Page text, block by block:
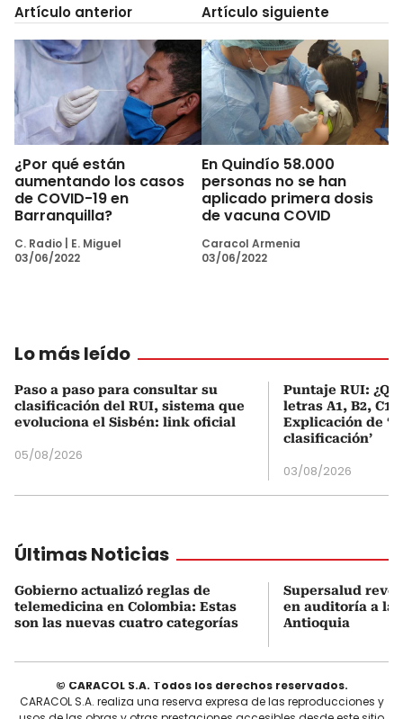
Artículo anterior
¿Por qué están
aumentando los casos
de COVID-19 en
Barranquilla?
C. Radio
E. Miguel
03/06/2022
Artículo siguiente
En Quindío 58.000
personas no se han
aplicado primera dosis
de vacuna COVID
Caracol Armenia
03/06/2022
Lo más leído
Paso a paso para consultar su
clasificación del RUI, sistema que
evoluciona el Sisbén: link oficial
05/08/2026
Puntaje RUI:
letras A1, B2, C1
Explicación de
clasificación’
03/08/2026
Últimas Noticias
Gobierno actualizó reglas de
telemedicina en Colombia: Estas
son las nuevas cuatro categorías
Supersalud
en auditoría a la
Antioquia
© CARACOL S.A. Todos los derechos reservados.
CARACOL S.A. realiza una reserva expresa de las reproducciones y